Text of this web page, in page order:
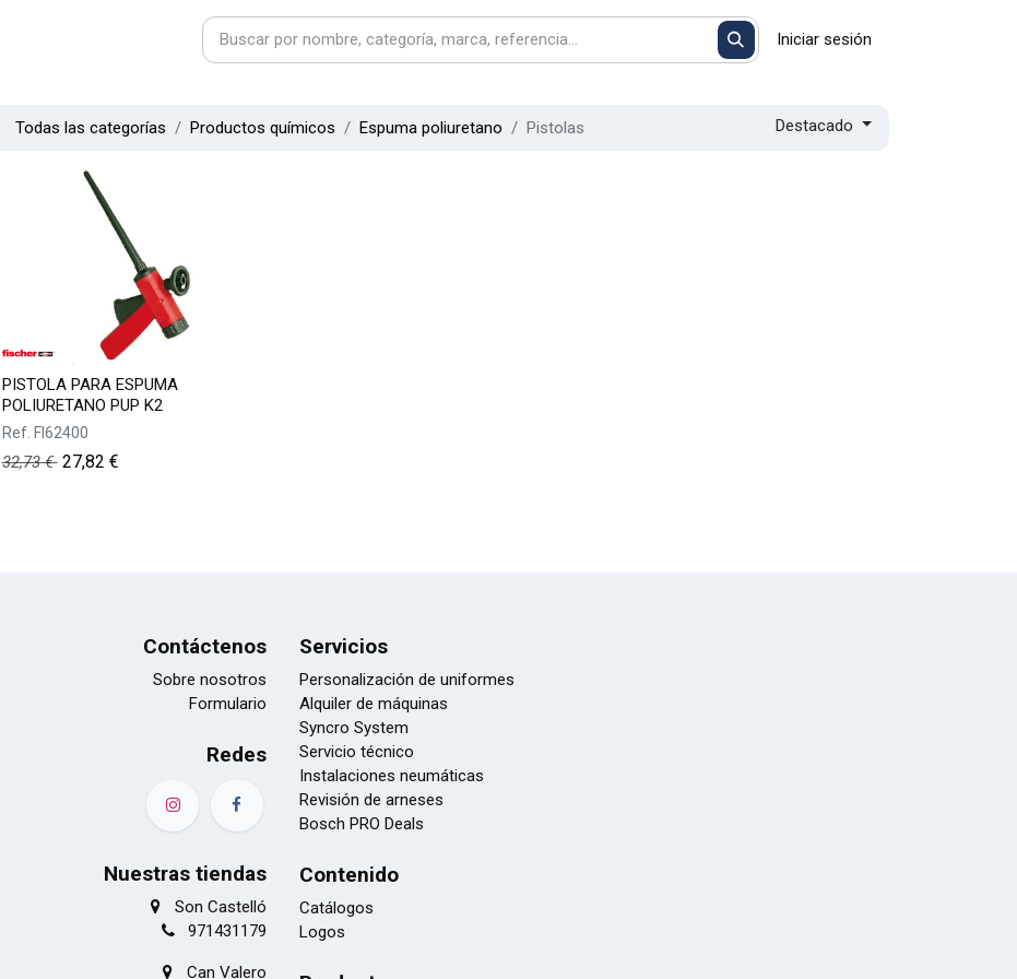
Iniciar sesión
Todas las categorías Productos químicos Espuma poliuretano Pistolas Destacado
PISTOLA PARA ESPUMA
POLIURETANO PUP K2
Ref. FI62400
32,73€ 27,82 €
Contáctenos
Sobre nosotros
Formulario
Redes
Nuestras tiendas
Son Castelló
971431179
Can Valero
Servicios
Personalización de uniformes
Alquiler de máquinas
Syncro System
Servicio técnico
Instalaciones neumáticas
Revisión de arneses
Bosch PRO Deals
Contenido
Catálogos
Logos